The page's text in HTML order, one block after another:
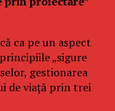
ca pe un aspect
„sigure
gestionarea
de viață prin trei